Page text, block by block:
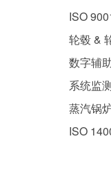
ISO
轮毂 &
数字辅
系统监
蒸汽锅
ISO